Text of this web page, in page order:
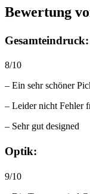
Bewertung
Gesamteindruck:
8/10
– Ein sehr schöner
– Leider nicht Fehler
– Sehr gut designed
Optik:
9/10